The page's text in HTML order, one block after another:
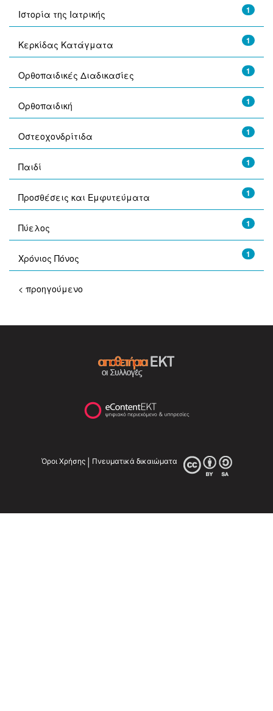
1
Ιστορία της Ιατρικής
1
Κερκίδας Κατάγματα
1
Ορθοπαιδικές Διαδικασίες
1
Ορθοπαιδική
1
Οστεοχονδρίτιδα
1
Παιδί
1
Προσθέσεις και Εμφυτεύματα
1
Πύελος
1
Χρόνιος Πόνος
< προηγούμενο